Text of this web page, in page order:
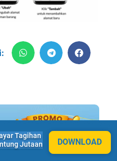
Tagihan
Jutaan
DOWNLOAD